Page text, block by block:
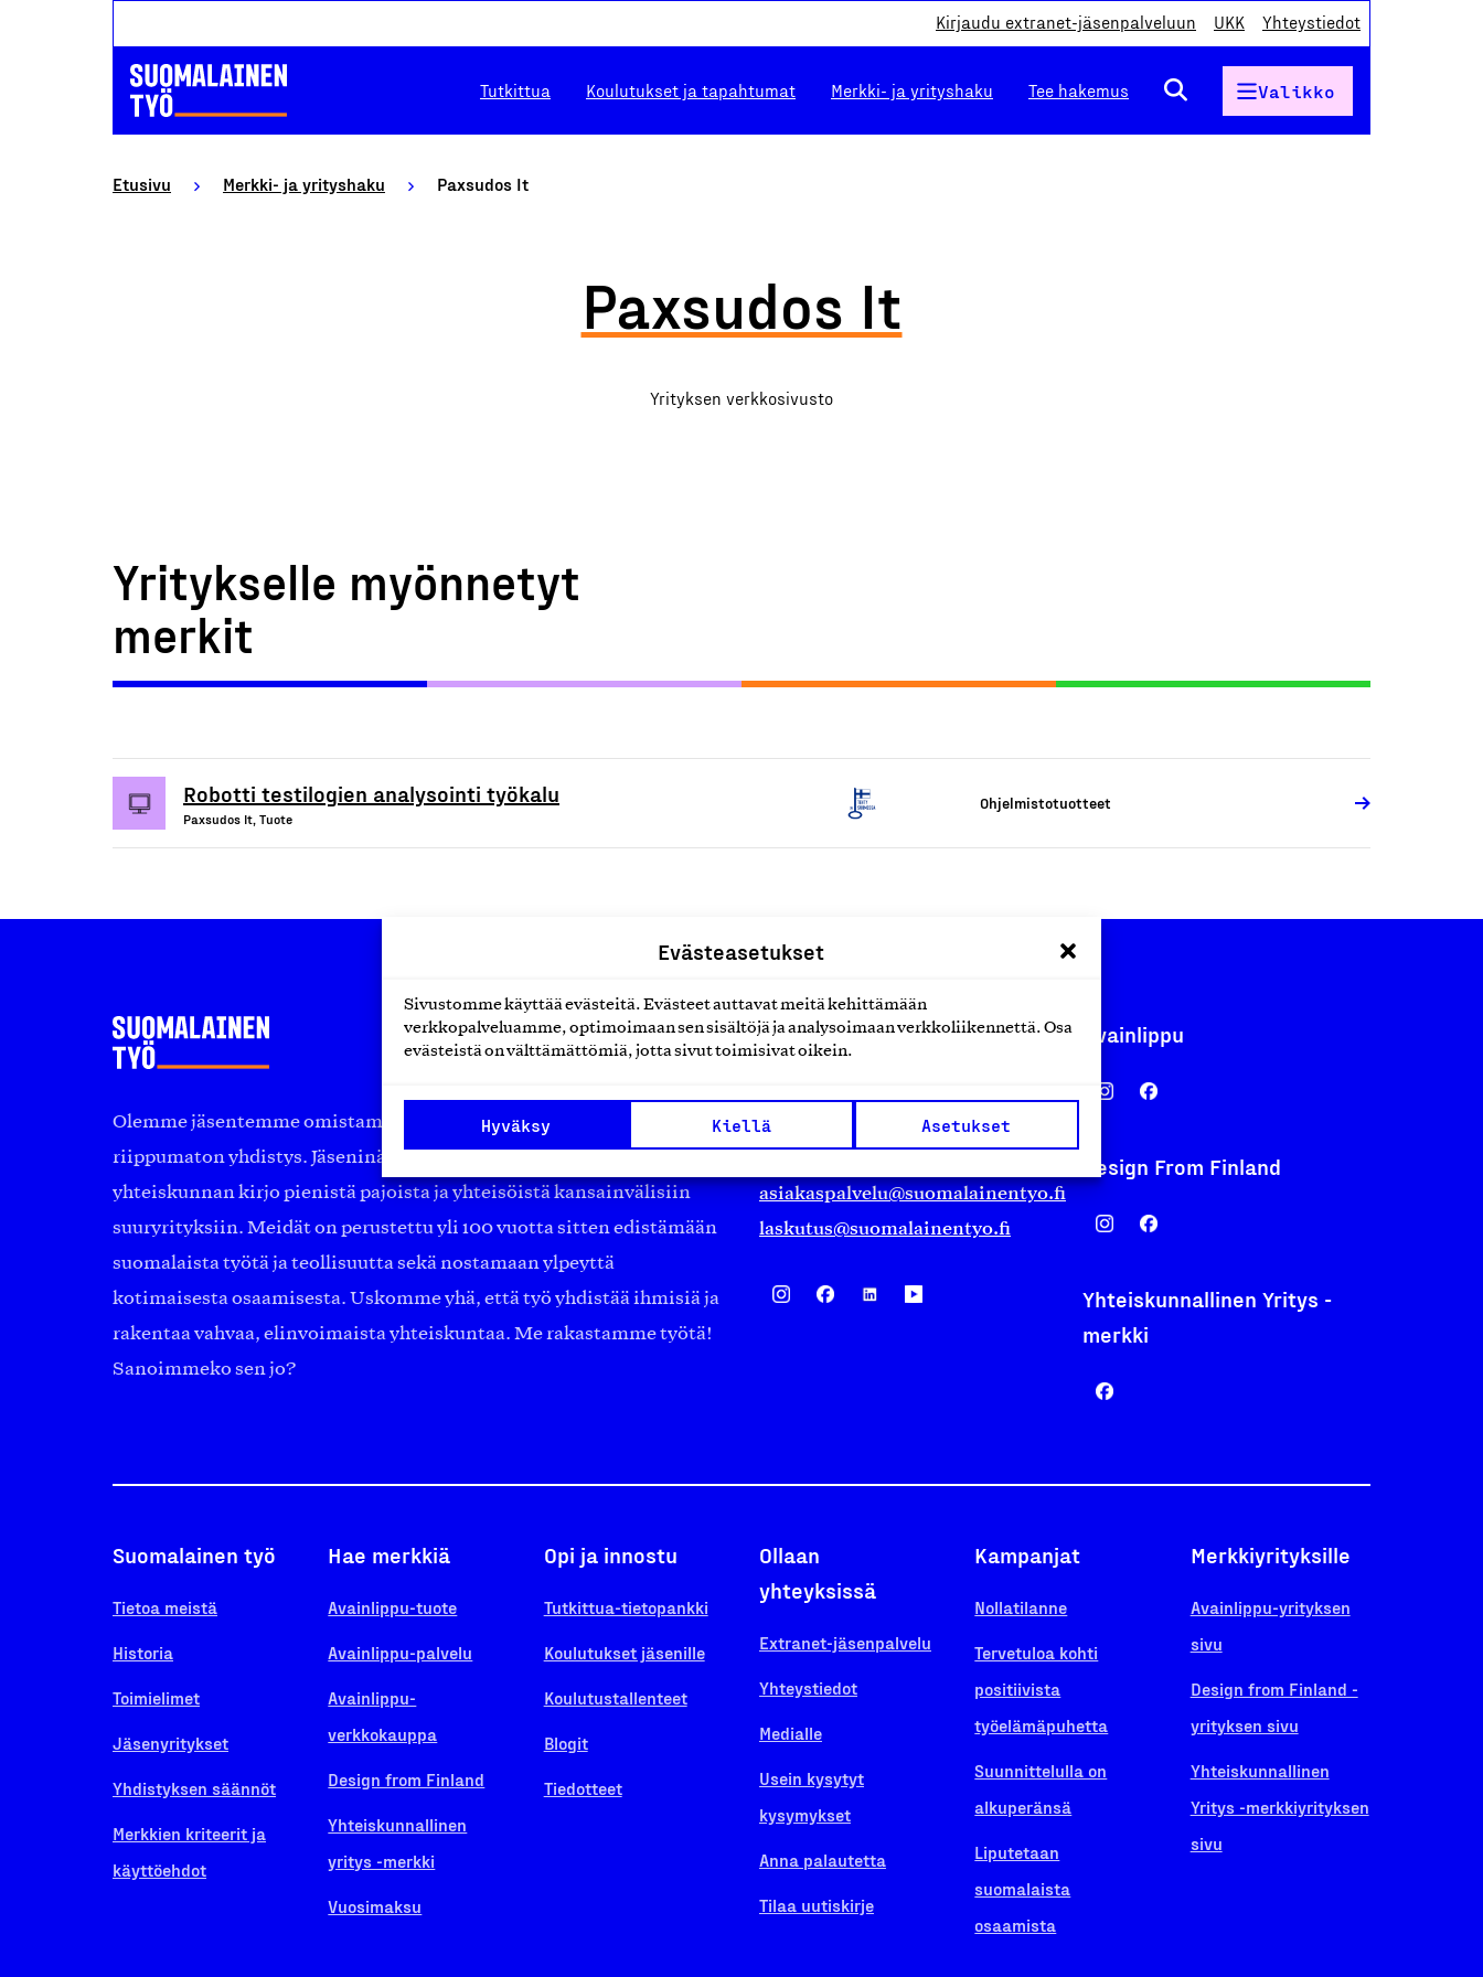
Evästeasetukset
Sivustomme käyttää evästeitä. Evästeet auttavat meitä kehittämään
verkkopalveluamme, optimoimaan sen sisältöjä ja analysoimaan verkkoliikennettä. Osa
evästeistä on välttämättömiä, jotta sivut toimisivat oikein.
Hyväksy Kiellä Asetukset
Kirjaudu extranet-jäsenpalveluun UKK Yhteystiedot
Tutkittua Koulutukset ja tapahtumat Merkki- ja yrityshaku Tee hakemus Valikko
Etusivu Merkki- ja yrityshaku Paxsudos It
Paxsudos It
Yrityksen verkkosivusto
Yritykselle myönnetyt
merkit
Robotti testilogien analysointi työkalu
Paxsudos It, Tuote
Ohjelmistotuotteet
Olemme jäsentemme omistama puolueeton, työmarkkinajärjestöistä
riippumaton yhdistys. Jäseninämme on koko suomalaisen
yhteiskunnan kirjo pienistä pajoista ja yhteisöistä kansainvälisiin
suuryrityksiin. Meidät on perustettu yli 100 vuotta sitten edistämään
suomalaista työtä ja teollisuutta sekä nostamaan ylpeyttä
kotimaisesta osaamisesta. Uskomme yhä, että työ yhdistää ihmisiä ja
rakentaa vahvaa, elinvoimaista yhteiskuntaa. Me rakastamme työtä!
Sanoimmeko sen jo?
Suomalainen työ ry
00130 Helsinki
asiakaspalvelu@suomalainentyo.fi
laskutus@suomalainentyo.fi
Avainlippu
Design From Finland
Yhteiskunnallinen Yritys -
merkki
Suomalainen työ
Tietoa meistä
Historia
Toimielimet
Jäsenyritykset
Yhdistyksen säännöt
Merkkien kriteerit ja
käyttöehdot
Hae merkkiä
Avainlippu-tuote
Avainlippu-palvelu
Avainlippu-
verkkokauppa
Design from Finland
Yhteiskunnallinen
yritys -merkki
Vuosimaksu
Opi ja innostu
Tutkittua-tietopankki
Koulutukset jäsenille
Koulutustallenteet
Blogit
Tiedotteet
Ollaan
yhteyksissä
Extranet-jäsenpalvelu
Yhteystiedot
Medialle
Usein kysytyt
kysymykset
Anna palautetta
Tilaa uutiskirje
Kampanjat
Nollatilanne
Tervetuloa kohti
positiivista
työelämäpuhetta
Suunnittelulla on
alkuperänsä
Liputetaan
suomalaista
osaamista
Merkkiyrityksille
Avainlippu-yrityksen
sivu
Design from Finland -
yrityksen sivu
Yhteiskunnallinen
Yritys -merkkiyrityksen
sivu